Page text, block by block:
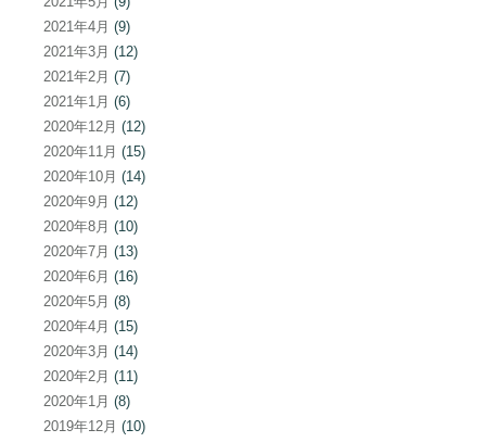
2021年4月 (9)
2021年3月 (12)
2021年2月 (7)
2021年1月 (6)
2020年12月 (12)
2020年11月 (15)
2020年10月 (14)
2020年9月 (12)
2020年8月 (10)
2020年7月 (13)
2020年6月 (16)
2020年5月 (8)
2020年4月 (15)
2020年3月 (14)
2020年2月 (11)
2020年1月 (8)
2019年12月 (10)